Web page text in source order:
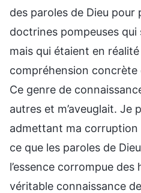
des paroles de Dieu pour
doctrines pompeuses
mais qui étaient en
compréhension
Ce genre de
autres et m’aveuglait. Je
admettant ma corruption
ce que les paroles de
l’essence corrompue des
véritable connaissance